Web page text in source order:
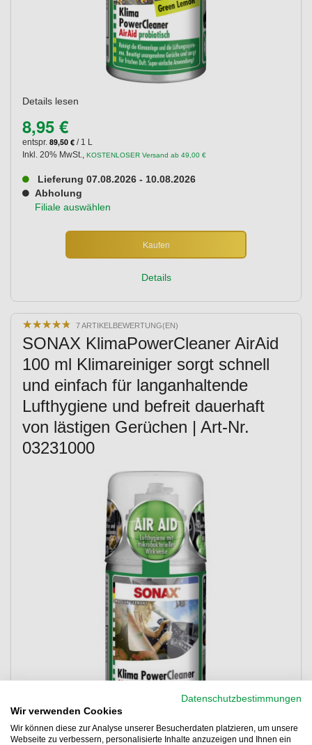
Details lesen
8,95 €
entspr. 89,50 € / 1 L
Inkl. 20% MwSt.
KOSTENLOSER Versand ab 49,00 €
Lieferung 07.08.2026 - 10.08.2026
Abholung
Filiale auswählen
Kaufen
Details
★★★★★
★★★★★ 7 ARTIKELBEWERTUNG(EN)
SONAX KlimaPowerCleaner AirAid
100 ml Klimareiniger sorgt schnell
und einfach für langanhaltende
Lufthygiene und befreit dauerhaft
von lästigen Gerüchen | Art-Nr.
03231000
Datenschutzbestimmungen
Wir verwenden Cookies
Wir können diese zur Analyse unserer Besucherdaten platzieren, um unsere
Webseite zu verbessern, personalisierte Inhalte anzuzeigen und Ihnen ein